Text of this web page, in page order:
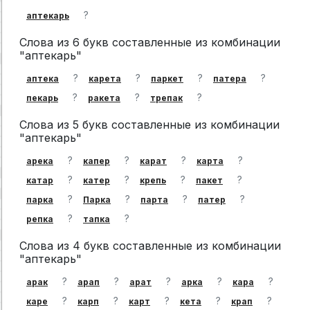
аптекарь ?
Слова из 6 букв составленные из комбинации
"аптекарь"
аптека ? карета ? паркет ? патера ?
пекарь ? ракета ? трепак ?
Слова из 5 букв составленные из комбинации
"аптекарь"
арека ? капер ? карат ? карта ?
катар ? катер ? крепь ? пакет ?
парка ? Парка ? парта ? патер ?
репка ? тапка ?
Слова из 4 букв составленные из комбинации
"аптекарь"
арак ? арап ? арат ? арка ? кара ?
каре ? карп ? карт ? кета ? крап ?